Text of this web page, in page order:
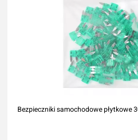
Bezpieczniki samochodowe płytkowe